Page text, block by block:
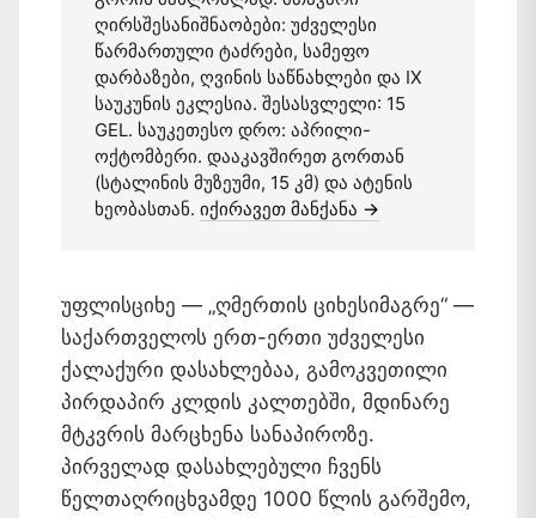
ღირსშესანიშნაობები: უძველესი
წარმართული ტაძრები, სამეფო
დარბაზები, ღვინის საწნახლები და IX
საუკუნის ეკლესია. შესასვლელი: 15
GEL. საუკეთესო დრო: აპრილი-
ოქტომბერი. დააკავშირეთ გორთან
(სტალინის მუზეუმი, 15 კმ) და ატენის
ხეობასთან. იქირავეთ მანქანა →
უფლისციხე — „ღმერთის ციხესიმაგრე“ —
საქართველოს ერთ-ერთი უძველესი
ქალაქური დასახლებაა, გამოკვეთილი
პირდაპირ კლდის კალთებში, მდინარე
მტკვრის მარცხენა სანაპიროზე.
პირველად დასახლებული ჩვენს
წელთაღრიცხვამდე 1000 წლის გარშემო,